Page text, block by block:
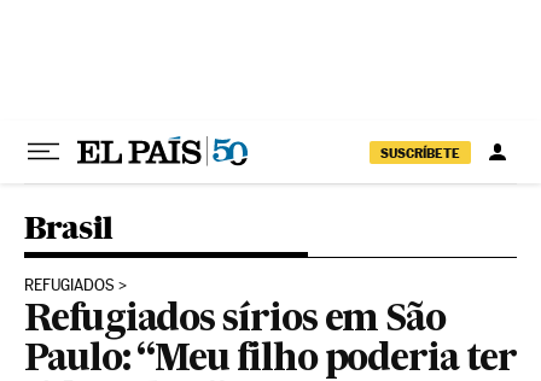
SUSCRÍBETE
Brasil
REFUGIADOS
Refugiados sírios em São
Paulo: “Meu filho poderia ter